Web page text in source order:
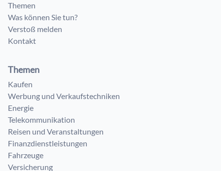
Themen
Was können Sie tun?
Verstoß melden
Kontakt
Themen
Kaufen
Werbung und Verkaufstechniken
Energie
Telekommunikation
Reisen und Veranstaltungen
Finanzdienstleistungen
Fahrzeuge
Versicherung